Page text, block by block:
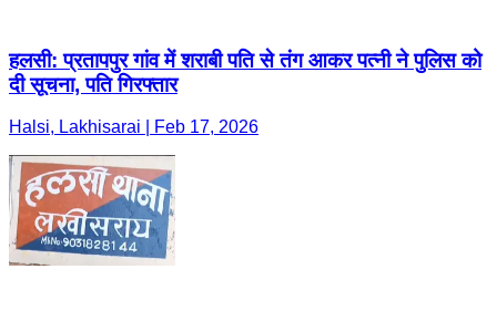
हलसी: प्रतापपुर गांव में शराबी पति से तंग आकर पत्नी ने पुलिस को
दी सूचना, पति गिरफ्तार
Halsi, Lakhisarai | Feb 17, 2026